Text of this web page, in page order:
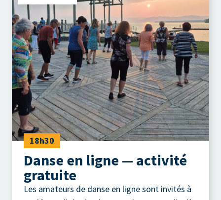
18h30
Danse en ligne — activité
gratuite
Les amateurs de danse en ligne sont invités à